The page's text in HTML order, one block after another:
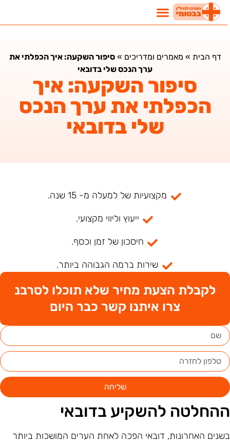
דף הבית»מאמרים ומדריכים»סיפור השקעה: איך הכפלתי את
ערך הנכס שלי בדובאי
סיפור השקעה: איך
הכפלתי את ערך הנכס
שלי בדובאי
מקצועיות של למעלה מ- 15 שנה.
ייעוץ וליווי מקצועי.
חיסכון של זמן וכסף.
שירות ברמה הגבוהה ביותר.
לקבלת הצעת מחיר שלא תוכלו לסרבנ
צרו איתנו קשר כבר היום
שליחה
להשקיע בדובאי
האחרונות, דובאי הפכה לאחת הערים המושכות ביותר